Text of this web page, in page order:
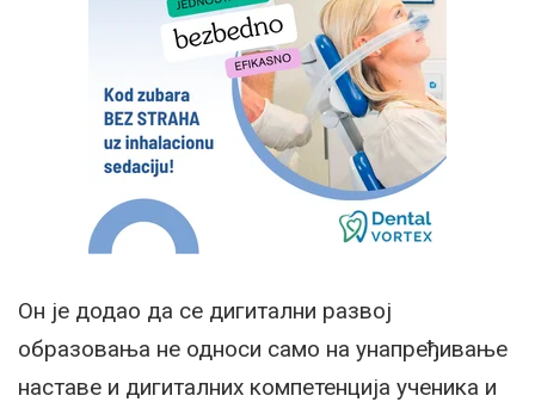
Он је додао да се дигитални развој
образовања не односи само на унапређивање
наставе и дигиталних компетенција ученика и